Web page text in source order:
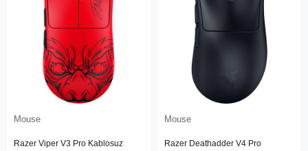
Mouse
Razer Viper V3 Pro Kablosuz
Mouse
Razer Deathadder V4 Pro